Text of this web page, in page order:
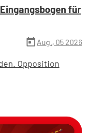
für
today Aug., 05 2026
Opposition